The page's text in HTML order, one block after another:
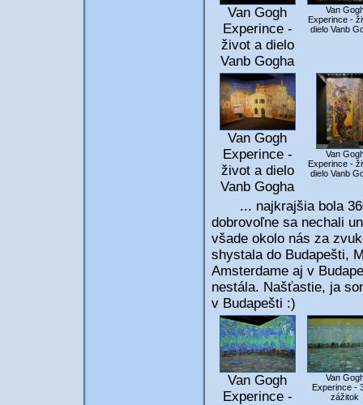
Van Gogh
Experince -
život a dielo
Vanb Gogha
Van
Experince -
dielo Vanb
Van Gogh
Experince -
život a dielo
Vanb Gogha
Van
Experince -
dielo Vanb
... najkrajšia bola
dobrovoľne sa nechali
všade okolo nás za
shystala do Budapešti,
Amsterdame aj v
nestála. Našťastie, ja
v Budapešti :)
Van Gogh
Experince -
Van
Experince -
zážitok